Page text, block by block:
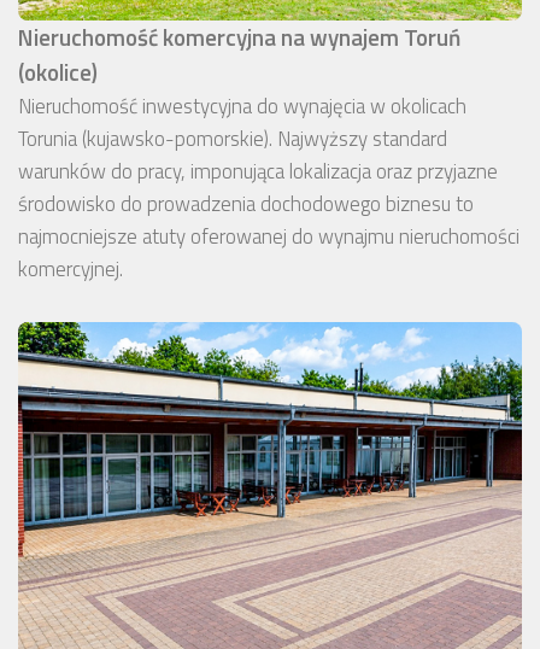
Nieruchomość komercyjna na wynajem Toruń
(okolice)
Nieruchomość inwestycyjna do wynajęcia w okolicach
Torunia (kujawsko-pomorskie). Najwyższy standard
warunków do pracy, imponująca lokalizacja oraz przyjazne
środowisko do prowadzenia dochodowego biznesu to
najmocniejsze atuty oferowanej do wynajmu nieruchomości
komercyjnej.